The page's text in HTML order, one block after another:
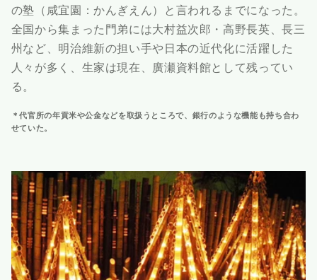
の塾（咸宜園：かんぎえん）と言われるまでになった。
全国から集まった門弟には大村益次郎・高野長英、長三
州など、明治維新の担い手や日本の近代化に活躍した
人々が多く、生家は現在、廣瀬資料館として残ってい
る。
＊代官所の年貢米や公金などを取扱うところで、銀行のような機能も持ち合わ
せていた。